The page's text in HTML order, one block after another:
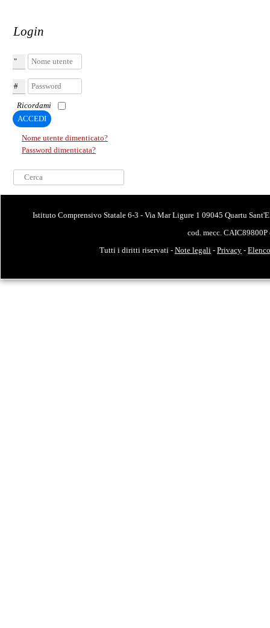
Login
Nome utente
Password
Ricordami
ACCEDI
Nome utente dimenticato?
Password dimenticata?
Cerca...
Istituto Comprensivo Statale 6-3 - Via Mar Ligure 1 09045 Quartu
cod. mecc.
Tutti i diritti riservati - Note legali - Privacy -